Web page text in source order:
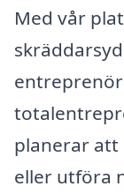
Med vår
planerar att
eller utföra